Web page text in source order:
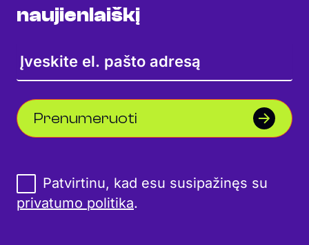
naujienlaiškį
Prenumeruoti
Patvirtinu, kad esu susipažinęs su
privatumo politika.